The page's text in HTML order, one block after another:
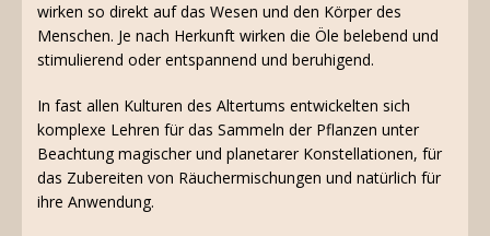
wirken so direkt auf das Wesen und den Körper des
Menschen. Je nach Herkunft wirken die Öle belebend und
stimulierend oder entspannend und beruhigend.
In fast allen Kulturen des Altertums entwickelten sich
komplexe Lehren für das Sammeln der Pflanzen unter
Beachtung magischer und planetarer Konstellationen, für
das Zubereiten von Räuchermischungen und natürlich für
ihre Anwendung.